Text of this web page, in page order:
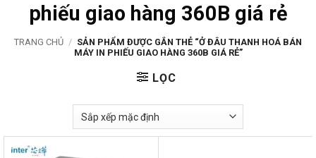
phiếu giao hàng 360B giá rẻ
TRANG CHỦ / SẢN PHẨM ĐƯỢC GẮN THẺ “Ở ĐÂU THANH HOÁ BÁN
MÁY IN PHIẾU GIAO HÀNG 360B GIÁ RẺ”
LỌC